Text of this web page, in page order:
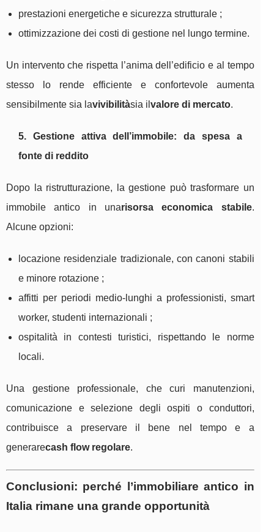
prestazioni energetiche e sicurezza strutturale ;
ottimizzazione dei costi di gestione nel lungo termine.
Un intervento che rispetta l’anima dell’edificio e al tempo
stesso lo rende efficiente e confortevole aumenta
sensibilmente sia lavivibilitàsia il valore di mercato.
5. Gestione attiva dell’immobile: da spesa a
fonte di reddito
Dopo la ristrutturazione, la gestione può trasformare un
immobile antico in unarisorsa economica stabile.
Alcune opzioni:
locazione residenziale tradizionale, con canoni stabili
e minore rotazione ;
affitti per periodi medio-lunghi a professionisti, smart
worker, studenti internazionali ;
ospitalità in contesti turistici, rispettando le norme
locali.
Una gestione professionale, che curi manutenzioni,
comunicazione e selezione degli ospiti o conduttori,
contribuisce a preservare il bene nel tempo e a
generarecash flow regolare.
Conclusioni: perché l’immobiliare antico in
Italia rimane una grande opportunità